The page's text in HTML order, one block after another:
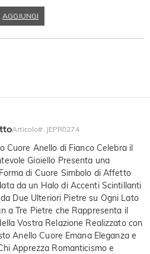
AGGIUNGI
Articolo#: JEPR0274
Cuore Anello di Fianco Celebra il
Gioiello Presenta una
di Cuore Simbolo di Affetto
da un Halo di Accenti Scintillanti
Due Ulteriori Pietre su Ogni Lato
a Tre Pietre che Rappresenta il
Vostra Relazione Realizzato con
Anello Cuore Emana Eleganza e
Apprezza Romanticismo e